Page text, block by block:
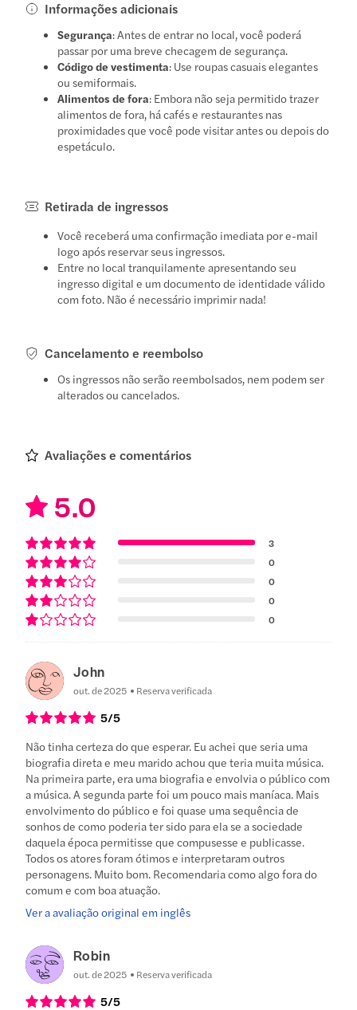
Informações adicionais
Segurança: Antes de entrar no local, você poderá
passar por uma breve checagem de segurança.
Código de vestimenta: Use roupas casuais elegantes
ou semiformais.
Alimentos de fora: Embora não seja permitido trazer
alimentos de fora, há cafés e restaurantes nas
proximidades que você pode visitar antes ou depois do
espetáculo.
Retirada de ingressos
Você receberá uma confirmação imediata por e-mail
logo após reservar seus ingressos.
Entre no local tranquilamente apresentando seu
ingresso digital e um documento de identidade válido
com foto. Não é necessário imprimir nada!
Cancelamento e reembolso
Os ingressos não serão reembolsados, nem podem ser
alterados ou cancelados.
Avaliações e comentários
5.0
3
0
0
0
0
John
out. de 2025 Reserva verificada
5/5
Não tinha certeza do que esperar. Eu achei que seria uma
biografia direta e meu marido achou que teria muita música.
Na primeira parte, era uma biografia e envolvia o público com
a música. A segunda parte foi um pouco mais maníaca. Mais
envolvimento do público e foi quase uma sequência de
sonhos de como poderia ter sido para ela se a sociedade
daquela época permitisse que compusesse e publicasse.
Todos os atores foram ótimos e interpretaram outros
personagens. Muito bom. Recomendaria como algo fora do
comum e com boa atuação.
Ver a avaliação original em inglês
Robin
out. de 2025 Reserva verificada
5/5